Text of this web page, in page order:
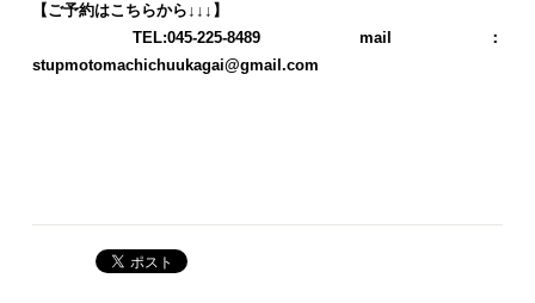
【ご予約はこちらから↓↓↓】
TEL:045-225-8489
mail：
stupmotomachichuukagai@gmail.com